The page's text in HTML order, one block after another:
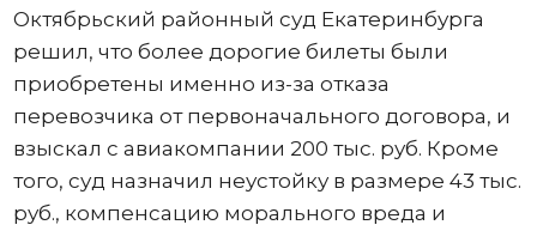
Октябрьский районный суд Екатеринбурга
решил, что более дорогие билеты были
приобретены именно из-за отказа
перевозчика от первоначального договора, и
взыскал с авиакомпании 200 тыс. руб. Кроме
того, суд назначил неустойку в размере 43 тыс.
руб., компенсацию морального вреда и